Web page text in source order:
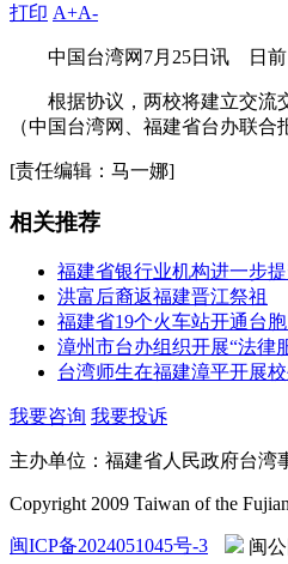
打印 A+A-
中国台湾网7月25日讯 日前，
根据协议，两校将建立交流交
（中国台湾网、福建省台办联合
[责任编辑：马一娜]
相关推荐
福建省银行业机构进一步
洪富后裔返福建晋江祭祖
福建省19个火车站开通台
漳州市台办组织开展“法律
台湾师生在福建漳平开展
我要咨询 我要投诉
主办单位：福建省人民政府台湾
Copyright 2009 Taiwan of the
闽ICP备2024051045号-3 闽